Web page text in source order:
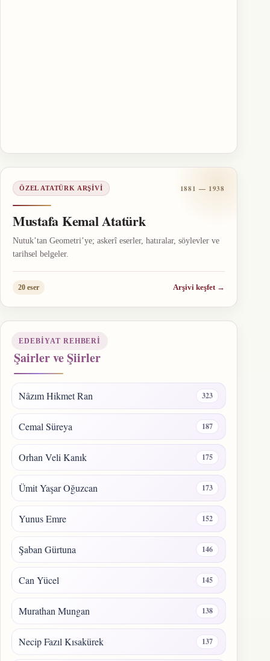
ÖZEL ATATÜRK ARŞIVI 1881 — 1938
Mustafa Kemal Atatürk
Nutuk’tan Geometri’ye; askerî eserler, hatıralar, söylevler ve
tarihsel belgeler.
20 eser Arşivi keşfet →
EDEBIYAT REHBERI
Şairler ve Şiirler
Nâzım Hikmet Ran 323
Cemal Süreya 187
Orhan Veli Kanık 175
Ümit Yaşar Oğuzcan 173
Yunus Emre 152
Şaban Gürtuna 146
Can Yücel 145
Murathan Mungan 138
Necip Fazıl Kısakürek 137